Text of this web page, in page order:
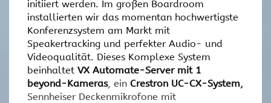
initiiert werden. Im großen Boardroom
installierten wir das momentan hochwertigste
Konferenzsystem am Markt mit
Speakertracking und perfekter Audio- und
Videoqualität. Dieses Komplexe System
beinhaltet VX Automate-Server mit 1
beyond-Kameras, ein Crestron UC-CX-System,
Sennheiser Deckenmikrofone mit